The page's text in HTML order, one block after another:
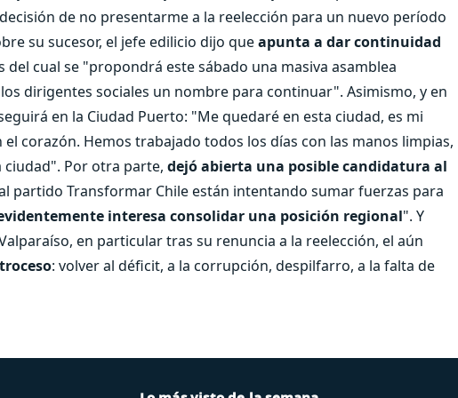
de no presentarme a la reelección para un nuevo período
su sucesor, el jefe edilicio dijo queapunta a dar continuidad
del cual se "propondrá este sábado una masiva asamblea
dirigentes sociales un nombre para continuar". Asimismo, y en
en la Ciudad Puerto: "Me quedaré en esta ciudad, es mi
corazón. Hemos trabajado todos los días con las manos limpias,
Por otra parte, dejó abierta una posible candidatura al
partido Transformar Chile están intentando sumar fuerzas para
interesa consolidar una posición regional". Y
en particular tras su renuncia a la reelección, el aún
: volver al déficit, a la corrupción, despilfarro, a la falta de